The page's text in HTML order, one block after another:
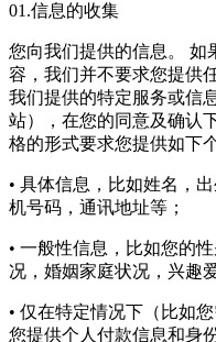
01.信息的收集
您向我们提供的信息。 如
容，我们并不要求您提供
我们提供的特定服务或信
站），在您的同意及确认
格的形式要求您提供如下
• 具体信息，比如姓名，
机号码，通讯地址等；
• 一般性信息，比如您的
况，婚姻家庭状况，兴趣
• 仅在特定情况下（比如
您提供个人付款信息和身